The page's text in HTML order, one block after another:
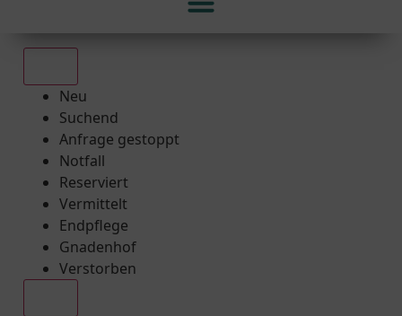
Neu
Suchend
Anfrage gestoppt
Notfall
Reserviert
Vermittelt
Endpflege
Gnadenhof
Verstorben